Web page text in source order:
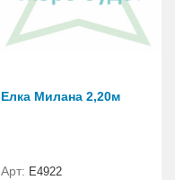
Елка Милана 2,20м
Арт: Е4922